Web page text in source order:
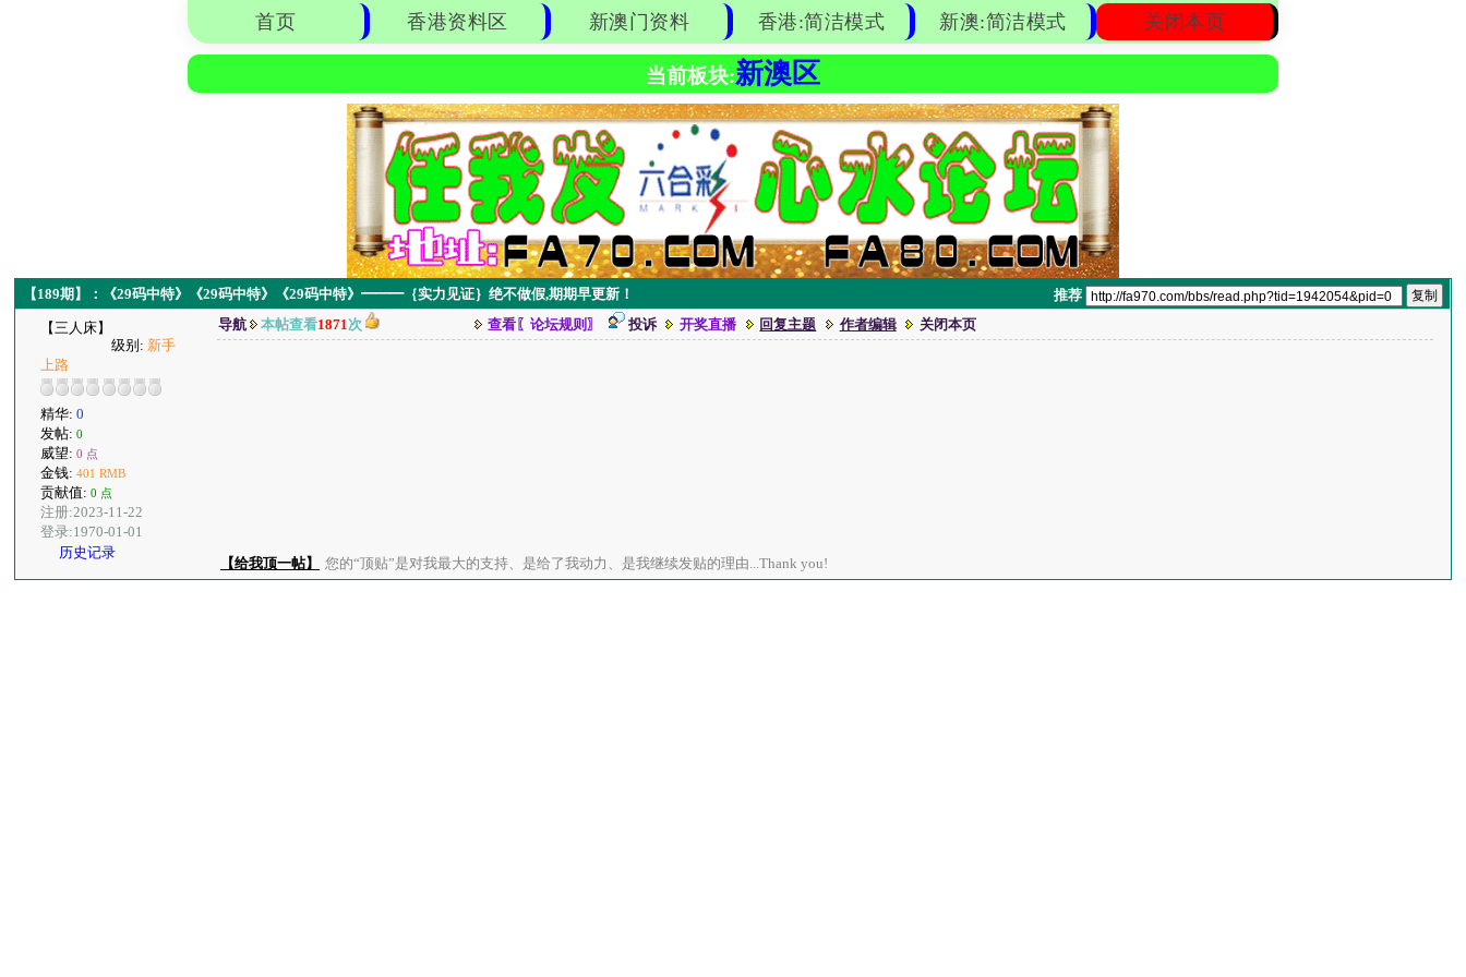
首页 香港资料区 新澳门资料 香港:简洁模式 新澳:简洁模式 关闭本页
当前板块:新澳区
【189期】：《29码中特》《29码中特》《29码中特》━━━｛实力见证｝绝不做假,期期早更新！ 推荐
【三人床】
级别: 新手
上路
精华:0
发帖:0
威望:0 点
金钱:401 RMB
贡献值:0 点
注册:2023-11-22
登录:1970-01-01
历史记录
导航 本帖查看1871次 查看〖论坛规则〗 投诉 开奖直播 回复主题 作者编辑 关闭本页
【给我顶一帖】 您的“顶贴”是对我最大的支持、是给了我动力、是我继续发贴的理由...Thank you!